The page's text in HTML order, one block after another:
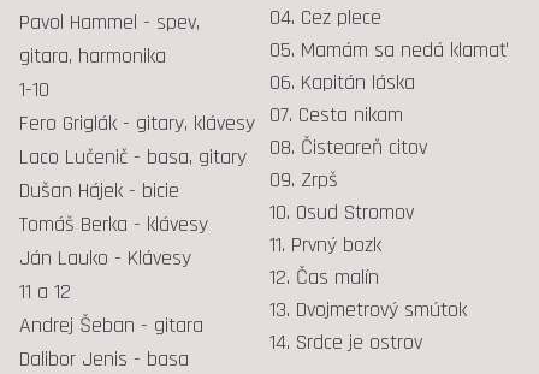
04. Cez plece
05. Mamám sa nedá klamať
06. Kapitán láska
07. Cesta nikam
08. Čisteareň citov
09. Zrpš
10. Osud Stromov
11. Prvný bozk
12. Čas malín
13. Dvojmetrový smútok
14. Srdce je ostrov
Pavol Hammel - spev,
gitara, harmonika
1-10
Fero Griglák - gitary, klávesy
Laco Lučenič - basa, gitary
Dušan Hájek - bicie
Tomáš Berka - klávesy
Ján Lauko - Klávesy
11 a 12
Andrej Šeban - gitara
Dalibor Jenis - basa